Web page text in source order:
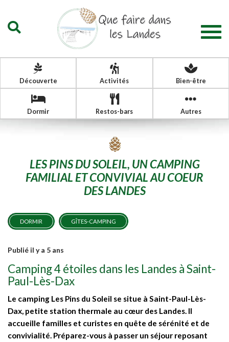
Découverte Activités Bien-être
Dormir Restos-bars Autres
LES PINS DU SOLEIL, UN CAMPING
FAMILIAL ET CONVIVIAL AU COEUR
DES LANDES
DORMIR GÎTES-CAMPING
Publié il y a 5 ans
Camping 4 étoiles dans les Landes à Saint-
Paul-Lès-Dax
Le camping Les Pins du Soleil se situe à Saint-Paul-Lès-
Dax, petite station thermale au cœur des Landes. Il
accueille familles et curistes en quête de sérénité et de
convivialité. Préparez-vous à passer un séjour reposant